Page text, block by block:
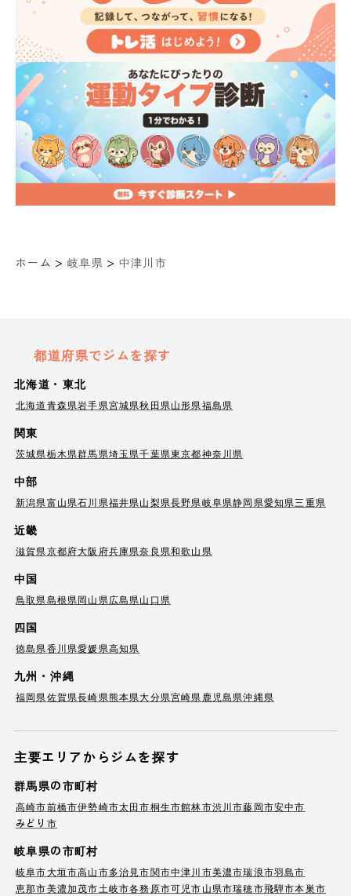
ホーム > 岐阜県 > 中津川市
都道府県でジムを探す
北海道・東北
北海道青森県岩手県宮城県秋田県山形県福島県
関東
茨城県栃木県群馬県埼玉県千葉県東京都神奈川県
中部
新潟県富山県石川県福井県山梨県長野県岐阜県静岡県愛知県三重県
近畿
滋賀県京都府大阪府兵庫県奈良県和歌山県
中国
鳥取県島根県岡山県広島県山口県
四国
徳島県香川県愛媛県高知県
九州・沖縄
福岡県佐賀県長崎県熊本県大分県宮崎県 鹿児島県沖縄県
主要エリアからジムを探す
群馬県の市町村
高崎市前橋市伊勢崎市太田市桐生市館林市渋川市藤岡市安中市
みどり市
岐阜県の市町村
岐阜市大垣市高山市多治見市関市中津川市美濃市瑞浪市羽島市
恵那市美濃加茂市土岐市各務原市可児市山県市瑞穂市飛騨市本巣市